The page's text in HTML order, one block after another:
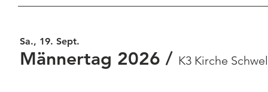
Sa., 19. Sept.
Männertag 2026 / K3 Kirche